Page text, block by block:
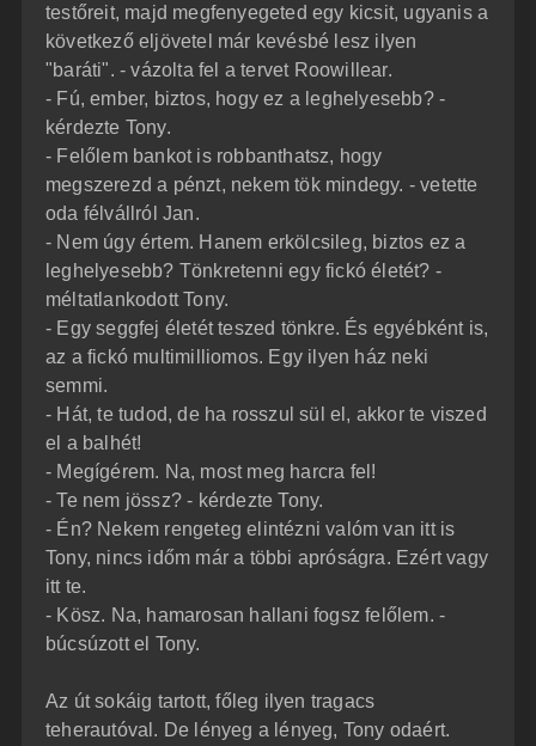
testőreit, majd megfenyegeted egy kicsit, ugyanis a
következő eljövetel már kevésbé lesz ilyen
"baráti". - vázolta fel a tervet Roowillear.
- Fú, ember, biztos, hogy ez a leghelyesebb? -
kérdezte Tony.
- Felőlem bankot is robbanthatsz, hogy
megszerezd a pénzt, nekem tök mindegy. - vetette
oda félvállról Jan.
- Nem úgy értem. Hanem erkölcsileg, biztos ez a
leghelyesebb? Tönkretenni egy fickó életét? -
méltatlankodott Tony.
- Egy seggfej életét teszed tönkre. És egyébként is,
az a fickó multimilliomos. Egy ilyen ház neki
semmi.
- Hát, te tudod, de ha rosszul sül el, akkor te viszed
el a balhét!
- Megígérem. Na, most meg harcra fel!
- Te nem jössz? - kérdezte Tony.
- Én? Nekem rengeteg elintézni valóm van itt is
Tony, nincs időm már a többi apróságra. Ezért vagy
itt te.
- Kösz. Na, hamarosan hallani fogsz felőlem. -
búcsúzott el Tony.
Az út sokáig tartott, főleg ilyen tragacs
teherautóval. De lényeg a lényeg, Tony odaért.